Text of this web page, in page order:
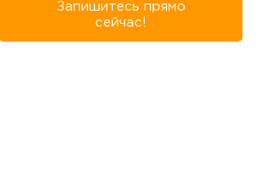
Запишитесь прямо
сейчас!